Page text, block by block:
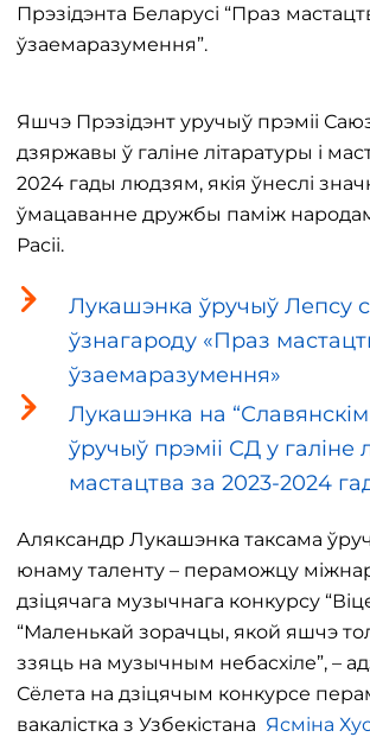
Прэзідэнта Беларусі “Праз
ўзаемаразумення”.
Яшчэ Прэзідэнт уручыў прэміі
дзяржавы ў галіне літаратуры і
2024 гады людзям, якія ўнеслі
ўмацаванне дружбы паміж
Расіі.
Лукашэнка ўручыў Лепсу
ўзнагароду «Праз
ўзаемаразумення»
Лукашэнка на
ўручыў прэміі СД у галіне
мастацтва за 2023-2024
Аляксандр Лукашэнка таксама
юнаму таленту – пераможцу
дзіцячага музычнага конкурсу
“Маленькай зорачцы, якой яшчэ
ззяць на музычным небасхіле”, –
Сёлета на дзіцячым конкурсе
вакалістка з Узбекістана Ясміна